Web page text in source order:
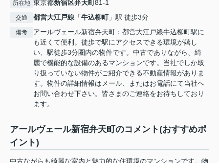
所在地 東京都新宿区弁天町81-1
交通 都営大江戸線 「牛込柳町」駅 徒歩3分
備考
アールヴェール新宿弁天町：都営大江戸線牛込柳町駅に
も近くて便利。徒歩で駅にアクセスできる環境が嬉し
い、駅徒歩3分圏内の物件です。中古でありながら、綺
麗で機能的な設備のあるマンションです。当社でしか取
り扱っていない物件がご紹介できる不動産情報がありま
す。物件の詳細情報はメール、またはお電話にて当社へ
お問い合わせ下さい。皆さまのご連絡をお待ちしており
ます。
アールヴェール新宿弁天町のコメント(おすすめポ
イント)
中古ながらも綺麗な室内と魅力的な住環境のマンションです。物